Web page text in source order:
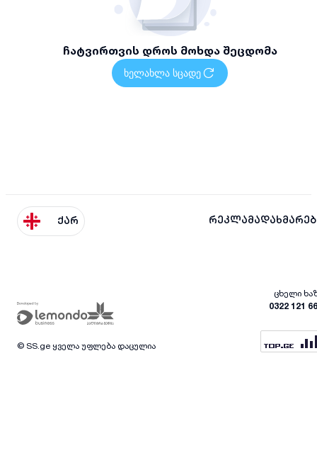
ჩატვირთვის დროს მოხდა შეცდომა
ხელახლა სცადე
ქარ რეკლამა
ცხელი
0322 121
© SS.ge ყველა უფლება დაცულია